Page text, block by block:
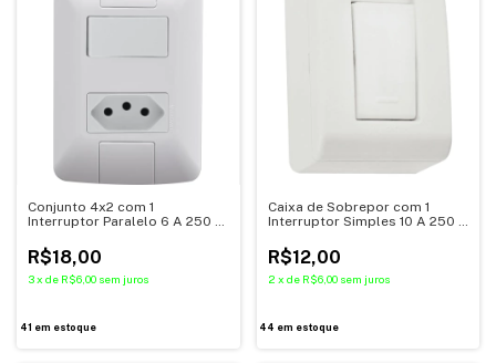
Conjunto 4x2 com 1
Interruptor Paralelo 6 A 250 V
Tramontina
R$18,00
3x de R$6,00 sem juros
41 em estoque
Caixa de Sobrepor com 1
Interruptor Simples 10 A 250 V
R$12,00
2 x de R$6,00 sem juros
44 em estoque